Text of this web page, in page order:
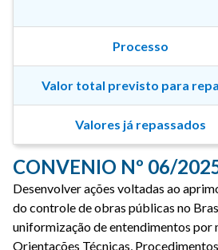
Processo
Valor total previsto para
Valores já repassados
CONVENIO Nº 06/
Desenvolver ações voltadas ao
do controle de obras públicas no
uniformização de entendimentos por
Orientações Técnicas,